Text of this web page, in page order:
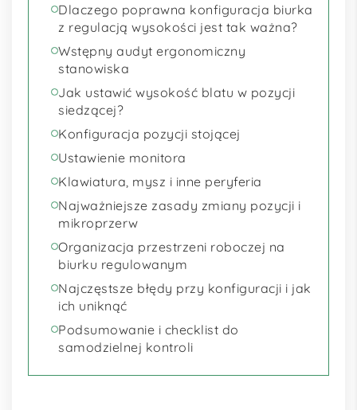
Dlaczego poprawna konfiguracja biurka
z regulacją wysokości jest tak ważna?
Wstępny audyt ergonomiczny
stanowiska
Jak ustawić wysokość blatu w pozycji
siedzącej?
Konfiguracja pozycji stojącej
Ustawienie monitora
Klawiatura, mysz i inne peryferia
Najważniejsze zasady zmiany pozycji i
mikroprzerw
Organizacja przestrzeni roboczej na
biurku regulowanym
Najczęstsze błędy przy konfiguracji i jak
ich uniknąć
Podsumowanie i checklist do
samodzielnej kontroli